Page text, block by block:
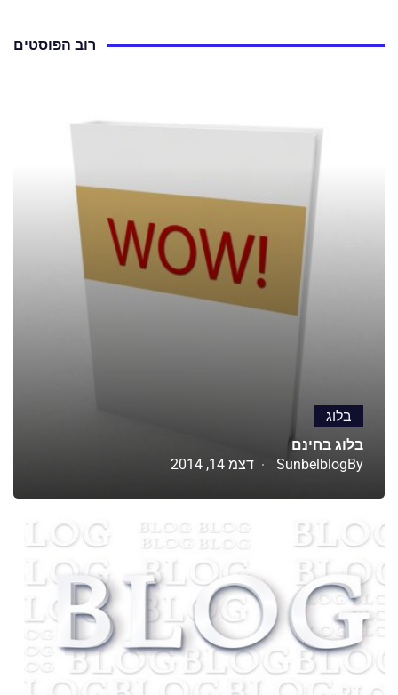
רוב הפוסטים
בלוג
בלוג בחינם
By
Sunbelblog דצמ 14, 2014